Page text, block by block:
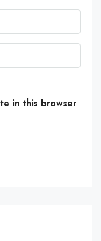
in this browser